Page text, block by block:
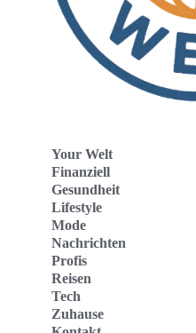
Your Welt
Finanziell
Gesundheit
Lifestyle
Mode
Nachrichten
Profis
Reisen
Tech
Zuhause